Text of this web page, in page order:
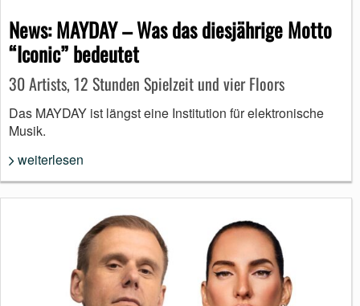
News: MAYDAY – Was das diesjährige Motto
“Iconic” bedeutet
30 Artists, 12 Stunden Spielzeit und vier Floors
Das MAYDAY ist längst eine Institution für elektronische
Musik.
weiterlesen